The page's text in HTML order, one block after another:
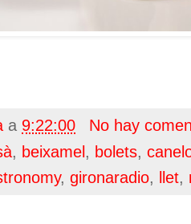
a 9:22:00
No hay
, beixamel , bolets,
, gironaradio, llet,